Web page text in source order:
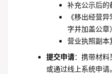
补充公示后的
《移出经营
字并加盖公章
营业执照副本
提交申请：携带材料
或通过线上系统申请。